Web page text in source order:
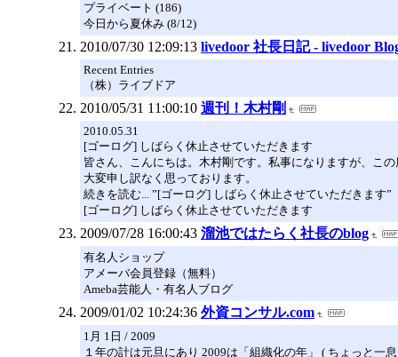
プライベート (186)
今日から夏休み (8/12)
2010/07/30 12:09:13 livedoor 社長日記 - livedoor
Recent Entries
（株）ライブドア
2010/05/31 11:00:10 週刊！木村剛
2010.05.31
[ゴーログ] しばらく休止させていただきます
皆さん、こんにちは。木村剛です。私事になりますが、こ
大変申し訳なく思っております。
続きを読む... ”[ゴーログ] しばらく休止させていただきます”
[ゴーログ] しばらく休止させていただきます
2009/07/28 16:00:43 溜池ではたらく社長のblog
有名人ショップ
アメーバ会員登録（無料）
Ameba芸能人・有名人ブログ
2009/01/02 10:24:36 外資コンサル.com
1月 1日 / 2009
１年の計は元旦にあり 2009は「組織化の年」 ( ちょっと一